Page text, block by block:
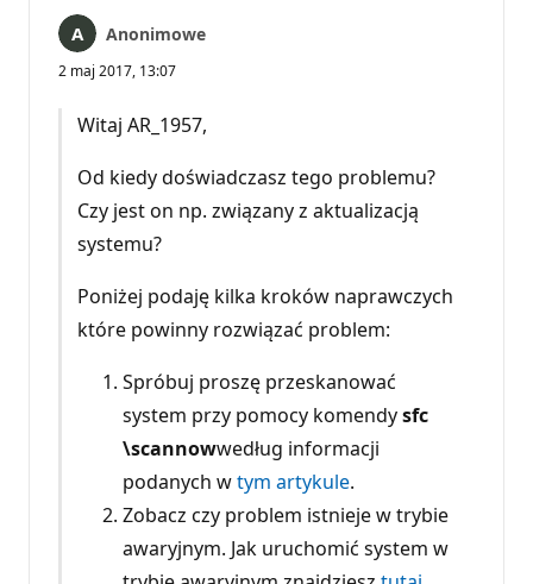
Anonimowe
2 maj 2017, 13:07
Witaj AR_1957,
Od kiedy doświadczasz tego problemu?
Czy jest on np. związany z aktualizacją
systemu?
Poniżej podaję kilka kroków naprawczych
które powinny rozwiązać problem:
Spróbuj proszę przeskanować
system przy pomocy komendysfc
\scannowwedług informacji
podanych wtym artykule.
Zobacz czy problem istnieje w trybie
awaryjnym. Jak uruchomić system w